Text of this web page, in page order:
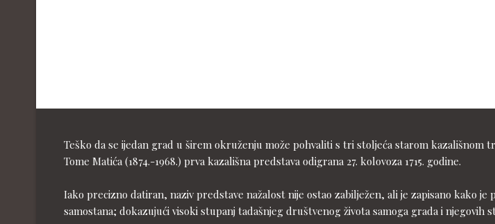
Teško da se ijedan grad u širem okruženju može pohvaliti s tri stoljeća starom kazališnom
Tome Matića (1874.-1968.) prva kazališna predstava odigrana 27. kolovoza 1715. godine.
Iako precizno datiran, naziv predstave nažalost nije ostao zabilježen, ali je zapisano kako
samostana; dokazujući visoki stupanj tadašnjeg društvenog života samoga grada i njegovih